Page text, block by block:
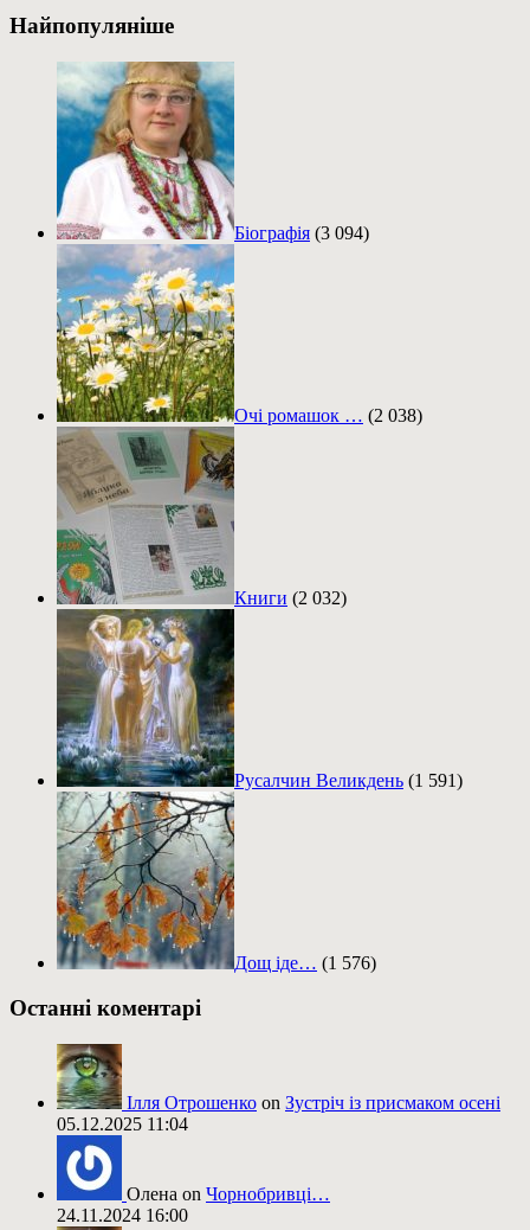
Найпопуляніше
Біографія (3 094)
Очі ромашок … (2 038)
Книги (2 032)
Русалчин Великдень (1 591)
Дощ іде… (1 576)
Останні коментарі
Ілля Отрошенко on Зустріч із присмаком осені
05.12.2025 11:04
Олена on Чорнобривці…
24.11.2024 16:00